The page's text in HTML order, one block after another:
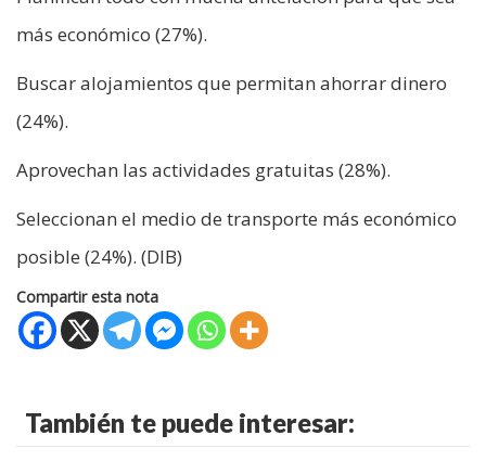
más económico (27%).
Buscar alojamientos que permitan ahorrar dinero
(24%).
Aprovechan las actividades gratuitas (28%).
Seleccionan el medio de transporte más económico
posible (24%). (DIB)
Compartir esta nota
También te puede interesar: